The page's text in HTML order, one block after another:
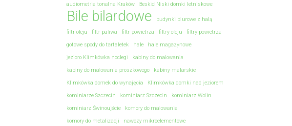
audiometria tonalna Kraków
Beskid Niski domki letniskowe
Bile bilardowe
budynki biurowe z halą
filtr oleju
filtr paliwa filtr powietrza filtry oleju
filtry powietrza
gotowe spody do tartaletek
hale
hale magazynowe
jezioro Klimkówka noclegi
kabiny do malowania
kabiny do malowania proszkowego
kabiny malarskie
Klimkówka domek do wynajęcia
Klimkówka domki nad jeziorem
kominiarze Szczecin
kominiarz Szczecin
kominiarz Wolin
kominiarz Świnoujście
komory do malowania
komory do metalizacji
nawozy mikroelementowe